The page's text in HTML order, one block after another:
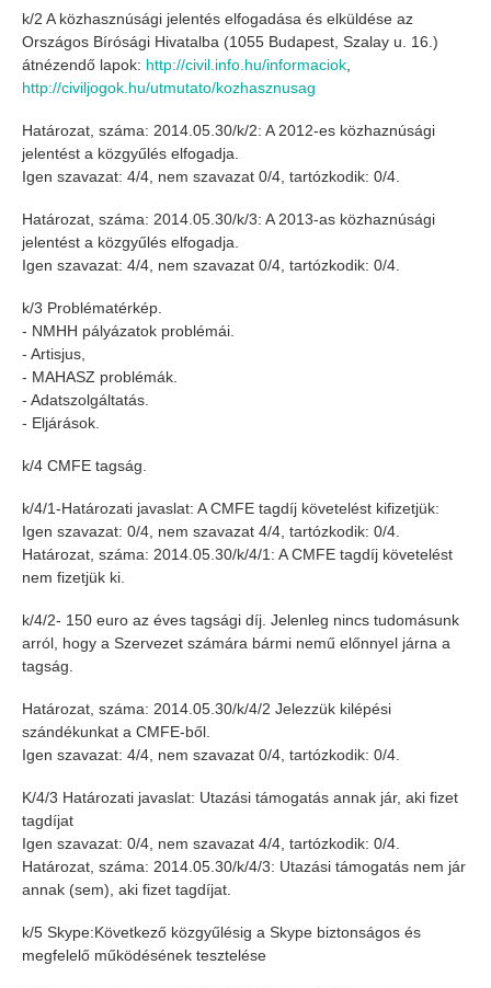
k/2 A közhasznúsági jelentés elfogadása és elküldése az
Országos Bírósági Hivatalba (1055 Budapest, Szalay u. 16.)
átnézendő lapok: http://civil.info.hu/informaciok
http://civiljogok.hu/utmutato/kozhasznusag
Határozat, száma: 2014.05.30/k/2: A 2012-es közhaznúsági
jelentést a közgyűlés elfogadja.
Igen szavazat: 4/4, nem szavazat 0/4, tartózkodik: 0/4.
Határozat, száma: 2014.05.30/k/3: A 2013-as közhaznúsági
jelentést a közgyűlés elfogadja.
Igen szavazat: 4/4, nem szavazat 0/4, tartózkodik: 0/4.
k/3 Problématérkép.
- NMHH pályázatok problémái.
- Artisjus,
- MAHASZ problémák.
- Adatszolgáltatás.
- Eljárások.
k/4 CMFE tagság.
k/4/1-Határozati javaslat: A CMFE tagdíj követelést kifizetjük:
Igen szavazat: 0/4, nem szavazat 4/4, tartózkodik: 0/4.
Határozat, száma: 2014.05.30/k/4/1: A CMFE tagdíj követelést
nem fizetjük ki.
k/4/2- 150 euro az éves tagsági díj. Jelenleg nincs tudomásunk
arról, hogy a Szervezet számára bármi nemű előnnyel járna a
tagság.
Határozat, száma: 2014.05.30/k/4/2 Jelezzük kilépési
szándékunkat a CMFE-ből.
Igen szavazat: 4/4, nem szavazat 0/4, tartózkodik: 0/4.
K/4/3 Határozati javaslat: Utazási támogatás annak jár, aki fizet
tagdíjat
Igen szavazat: 0/4, nem szavazat 4/4, tartózkodik: 0/4.
Határozat, száma: 2014.05.30/k/4/3: Utazási támogatás nem jár
annak (sem), aki fizet tagdíjat.
k/5 Skype:Következő közgyűlésig a Skype biztonságos és
megfelelő működésének tesztelése